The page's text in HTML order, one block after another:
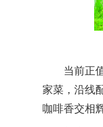
当前正值
家菜，沿线
咖啡香交相